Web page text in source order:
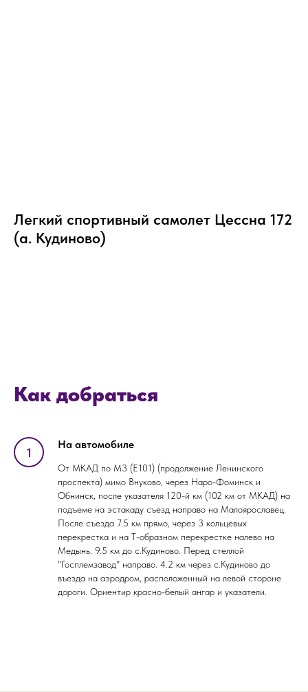
Легкий спортивный самолет Цессна 172
(а. Кудиново)
Как добраться
На автомобиле
От МКАД по М3 (Е101) (продолжение Ленинского
проспекта) мимо Внуково, через Наро-Фоминск и
Обнинск, после указателя 120-й км (102 км от МКАД) на
подъеме на эстакаду съезд направо на Малоярославец.
После съезда 7.5 км прямо, через 3 кольцевых
перекрестка и на Т-образном перекрестке налево на
Медынь. 9.5 км до с.Кудиново. Перед стеллой
"Госплемзавод" направо. 4.2 км через с.Кудиново до
въезда на аэродром, расположенный на левой стороне
дороги. Ориентир красно-белый ангар и указатели.
ОСТАЛИСЬ
ВОПРОСЫ?
Если вы хотите узнать подробнее о
проведении мероприятия, не
стесняйтесь - пишите или звоните, мы